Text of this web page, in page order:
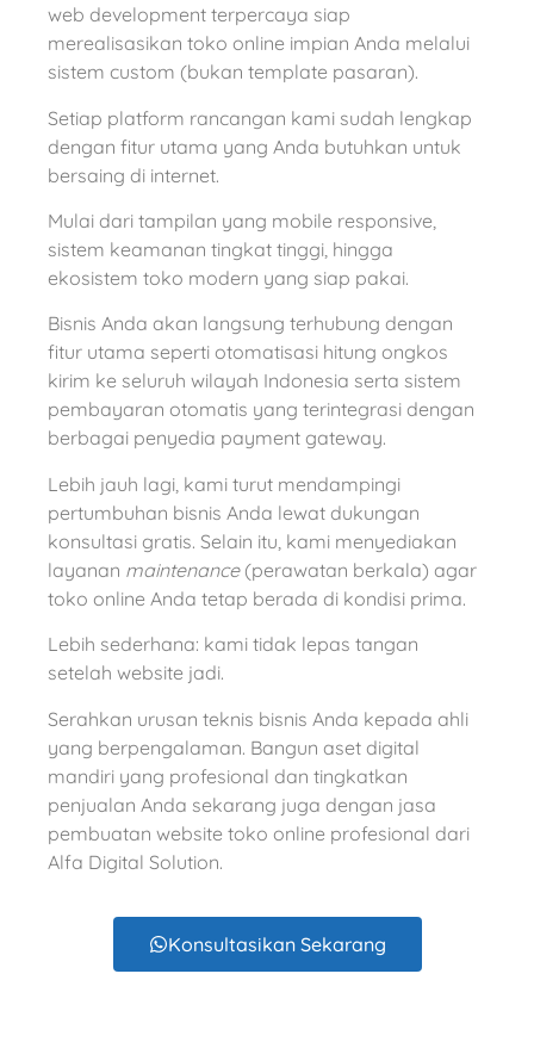
web development terpercaya siap
merealisasikan toko online impian Anda melalui
sistem custom (bukan template pasaran).
Setiap platform rancangan kami sudah lengkap
dengan fitur utama yang Anda butuhkan untuk
bersaing di internet.
Mulai dari tampilan yang mobile responsive,
sistem keamanan tingkat tinggi, hingga
ekosistem toko modern yang siap pakai.
Bisnis Anda akan langsung terhubung dengan
fitur utama seperti otomatisasi hitung ongkos
kirim ke seluruh wilayah Indonesia serta sistem
pembayaran otomatis yang terintegrasi dengan
berbagai penyedia payment gateway.
Lebih jauh lagi, kami turut mendampingi
pertumbuhan bisnis Anda lewat dukungan
konsultasi gratis. Selain itu, kami menyediakan
layanan maintenance(perawatan berkala) agar
toko online Anda tetap berada di kondisi prima.
Lebih sederhana: kami tidak lepas tangan
setelah website jadi.
Serahkan urusan teknis bisnis Anda kepada ahli
yang berpengalaman. Bangun aset digital
mandiri yang profesional dan tingkatkan
penjualan Anda sekarang juga dengan jasa
pembuatan website toko online profesional dari
Alfa Digital Solution.
Konsultasikan Sekarang